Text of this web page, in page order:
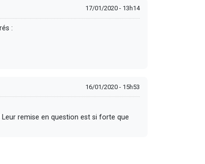
17/01/2020 - 13h14
:
16/01/2020 - 15h53
remise en question est si forte que